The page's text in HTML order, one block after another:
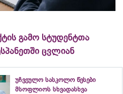
გამო სტუდენტთა
ცვლიან
უჩვეულო სასკოლო წესები
მსოფლიოს სხვადასხვა